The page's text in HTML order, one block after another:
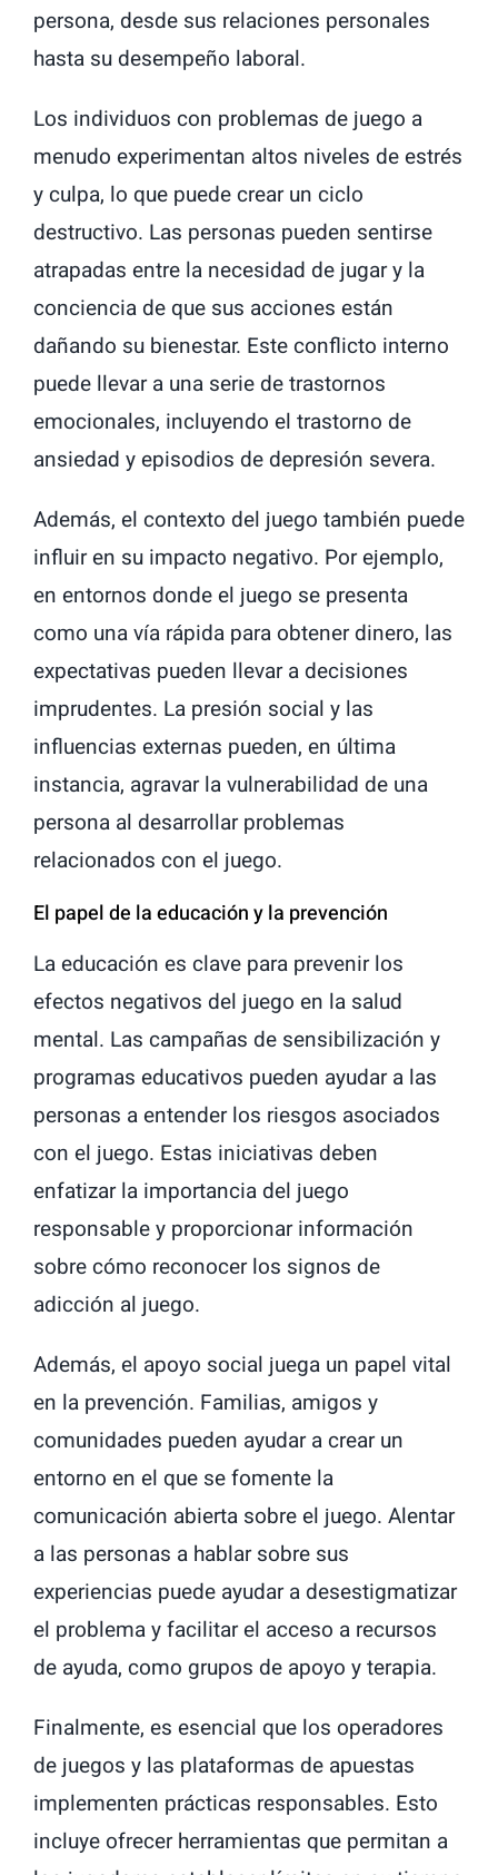
persona, desde sus relaciones personales
hasta su desempeño laboral.
Los individuos con problemas de juego a
menudo experimentan altos niveles de estrés
y culpa, lo que puede crear un ciclo
destructivo. Las personas pueden sentirse
atrapadas entre la necesidad de jugar y la
conciencia de que sus acciones están
dañando su bienestar. Este conflicto interno
puede llevar a una serie de trastornos
emocionales, incluyendo el trastorno de
ansiedad y episodios de depresión severa.
Además, el contexto del juego también puede
influir en su impacto negativo. Por ejemplo,
en entornos donde el juego se presenta
como una vía rápida para obtener dinero, las
expectativas pueden llevar a decisiones
imprudentes. La presión social y las
influencias externas pueden, en última
instancia, agravar la vulnerabilidad de una
persona al desarrollar problemas
relacionados con el juego.
El papel de la educación y la prevención
La educación es clave para prevenir los
efectos negativos del juego en la salud
mental. Las campañas de sensibilización y
programas educativos pueden ayudar a las
personas a entender los riesgos asociados
con el juego. Estas iniciativas deben
enfatizar la importancia del juego
responsable y proporcionar información
sobre cómo reconocer los signos de
adicción al juego.
Además, el apoyo social juega un papel vital
en la prevención. Familias, amigos y
comunidades pueden ayudar a crear un
entorno en el que se fomente la
comunicación abierta sobre el juego. Alentar
a las personas a hablar sobre sus
experiencias puede ayudar a desestigmatizar
el problema y facilitar el acceso a recursos
de ayuda, como grupos de apoyo y terapia.
Finalmente, es esencial que los operadores
de juegos y las plataformas de apuestas
implementen prácticas responsables. Esto
incluye ofrecer herramientas que permitan a